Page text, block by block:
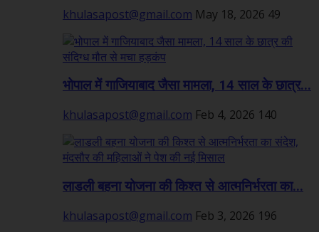
khulasapost@gmail.com May 18, 2026 49
भोपाल में गाजियाबाद जैसा मामला, 14 साल के छात्र...
khulasapost@gmail.com Feb 4, 2026 140
लाडली बहना योजना की किश्त से आत्मनिर्भरता का...
khulasapost@gmail.com Feb 3, 2026 196